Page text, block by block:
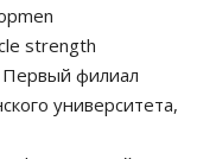
strength
Первый филиал
университета,